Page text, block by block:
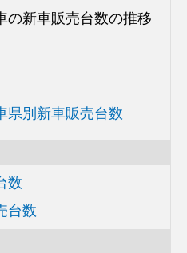
の新車販売台数の推移
県別新車販売台数
数
台数